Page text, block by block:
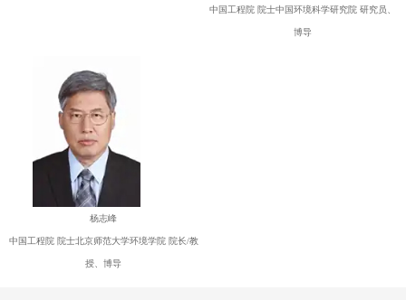
中国工程院 院士中国环境科学研究院 研究员、
博导
杨志峰
中国工程院 院士北京师范大学环境学院 院长/教
授、博导